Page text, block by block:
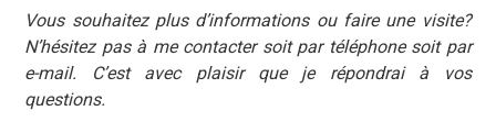
Vous souhaitez plus d’informations ou faire une visite?
N’hésitez pas à me contacter soit par téléphone soit par
e-mail. C’est avec plaisir que je répondrai à vos
questions.